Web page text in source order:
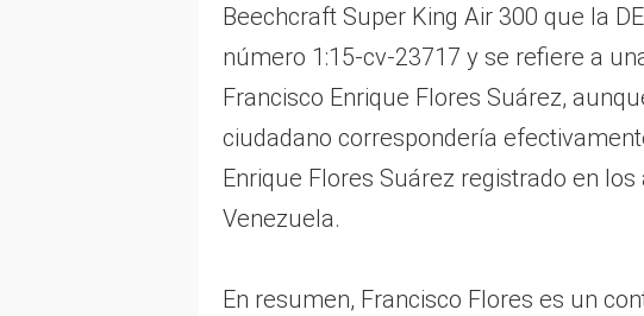
Beechcraft Super King Air 300 que la
número 1:15-cv-23717 y se refiere a
Francisco Enrique Flores Suárez,
ciudadano correspondería
Enrique Flores Suárez registrado en
Venezuela.
En resumen, Francisco Flores es un